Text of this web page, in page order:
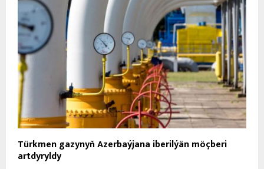
Türkmen gazynyň Azerbaýjana iberilýän möçberi
artdyryldy